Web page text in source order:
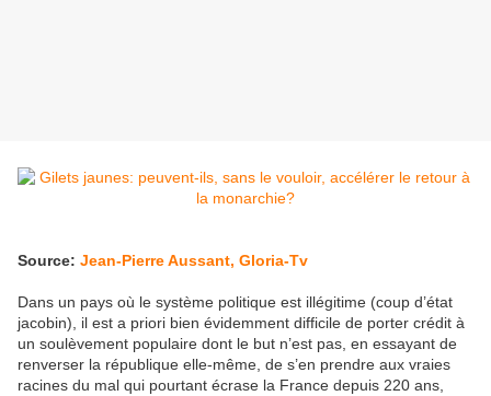
Source: Jean-Pierre Aussant, Gloria-Tv
Dans un pays où le système politique est illégitime (coup d’état
jacobin), il est a priori bien évidemment difficile de porter crédit à
un soulèvement populaire dont le but n’est pas, en essayant de
renverser la république elle-même, de s’en prendre aux vraies
racines du mal qui pourtant écrase la France depuis 220 ans,